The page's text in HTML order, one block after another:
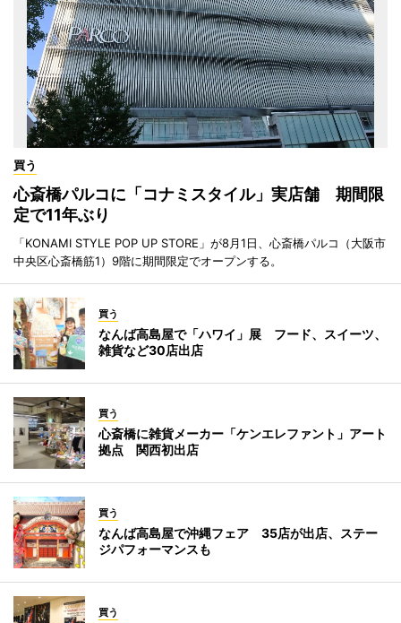
買う
心斎橋パルコに「コナミスタイル」実店舗 期間限
定で11年ぶり
「KONAMI STYLE POP UP STORE」が8月1日、心斎橋パルコ（大阪市
中央区心斎橋筋1）9階に期間限定でオープンする。
買う
なんば高島屋で「ハワイ」展 フード、スイーツ、
雑貨など30店出店
買う
心斎橋に雑貨メーカー「ケンエレファント」アート
拠点 関西初出店
買う
なんば高島屋で沖縄フェア 35店が出店、ステー
ジパフォーマンスも
買う